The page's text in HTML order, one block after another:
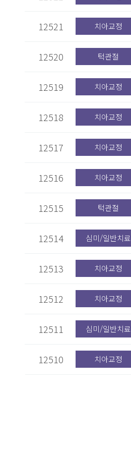
12521 치아교정
12520 턱관절
12519 치아교정
12518 치아교정
12517 치아교정
12516 치아교정
12515 턱관절
12514 심미/일반치료
12513 치아교정
12512 치아교정
12511 심미/일반치료
12510 치아교정